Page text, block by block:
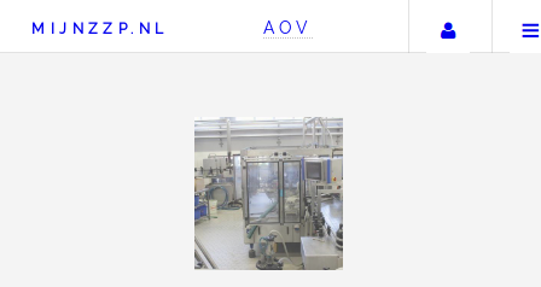
MIJNZZP.NL AOV Uw